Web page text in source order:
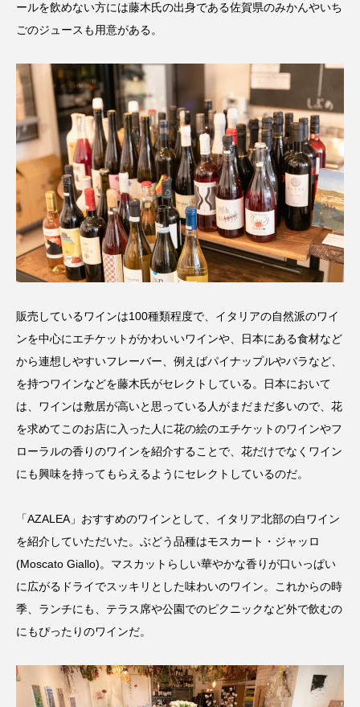
ールを飲めない方には藤木氏の出身である佐賀県のみかんやいち
ごのジュースも用意がある。
販売しているワインは100種類程度で、イタリアの自然派のワイ
ンを中心にエチケットがかわいいワインや、日本にある食材など
から連想しやすいフレーバー、例えばパイナップルやバラなど、
を持つワインなどを藤木氏がセレクトしている。日本において
は、ワインは敷居が高いと思っている人がまだまだ多いので、花
を求めてこのお店に入った人に花の絵のエチケットのワインやフ
ローラルの香りのワインを紹介することで、花だけでなくワイン
にも興味を持ってもらえるようにセレクトしているのだ。
「AZALEA」おすすめのワインとして、イタリア北部の白ワイン
を紹介していただいた。ぶどう品種はモスカート・ジャッロ
(Moscato Giallo)。マスカットらしい華やかな香りが口いっぱい
に広がるドライでスッキリとした味わいのワイン。これからの時
季、ランチにも、テラス席や公園でのピクニックなど外で飲むの
にもぴったりのワインだ。